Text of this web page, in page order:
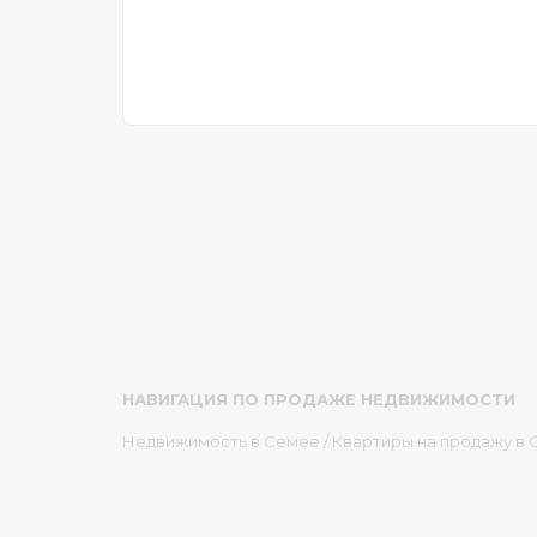
НАВИГАЦИЯ ПО ПРОДАЖЕ НЕДВИЖИМОСТИ
Недвижимость в Семее / Квартиры на продажу в